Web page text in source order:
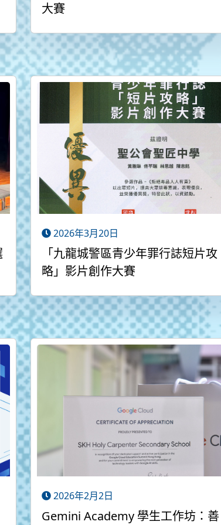
大賽
2026年3月20日
「九龍城警區青少年罪行誌短片攻
略」影片創作大賽
2026年2月2日
Gemini Academy 學生工作坊：善